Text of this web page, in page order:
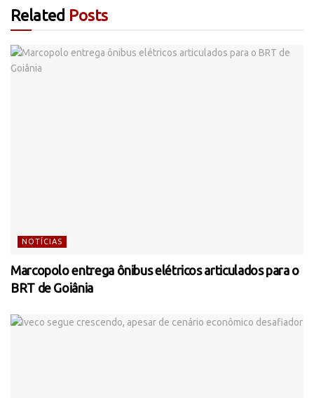
Related Posts
NOTÍCIAS
Marcopolo entrega ônibus elétricos articulados para o
BRT de Goiânia